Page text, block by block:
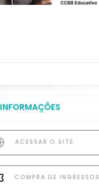
INFORMAÇÕES
ACESSAR O SITE
COMPRA DE INGRESSOS